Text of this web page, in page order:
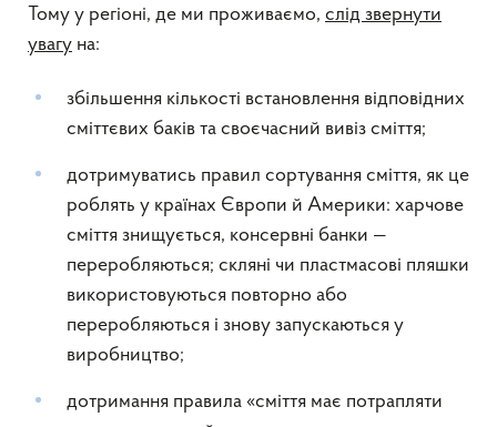
Тому у регіоні, де ми проживаємо, слід звернути
увагу на:
збільшення кількості встановлення відповідних
сміттєвих баків та своєчасний вивіз сміття;
дотримуватись правил сортування сміття, як це
роблять у країнах Європи й Америки: харчове
сміття знищується, консервні банки —
переробляються; скляні чи пластмасові пляшки
використовуються повторно або
переробляються і знову запускаються у
виробництво;
дотримання правила «сміття має потрапляти